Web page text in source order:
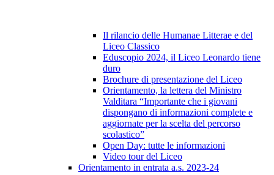
Il rilancio delle Humanae Litterae e del
Liceo Classico
Eduscopio 2024, il Liceo Leonardo tiene
duro
Brochure di presentazione del Liceo
Orientamento, la lettera del Ministro
Valditara “Importante che i giovani
dispongano di informazioni complete e
aggiornate per la scelta del percorso
scolastico”
Open Day: tutte le informazioni
Video tour del Liceo
Orientamento in entrata a.s. 2023-24